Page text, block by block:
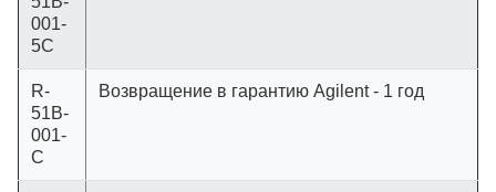
001-
5C
R-
51B-
001-
C
Возвращение в гарантию Agilent - 1 год